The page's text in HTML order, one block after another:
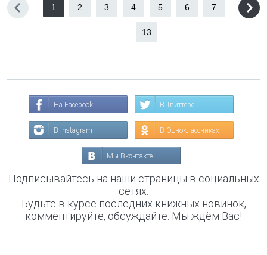
1 2 3 4 5 6 7
13
На Facebook В Твиттере
В Instagram В Одноклассниках
Мы Вконтакте
Подписывайтесь на наши страницы в социальных
сетях.
Будьте в курсе последних книжных новинок,
комментируйте, обсуждайте. Мы ждём Вас!